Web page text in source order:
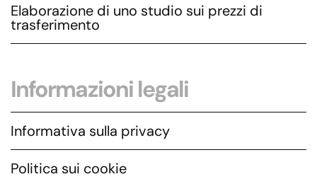
Elaborazione di uno studio sui prezzi di
trasferimento
Informazioni legali
Informativa sulla privacy
Politica sui cookie